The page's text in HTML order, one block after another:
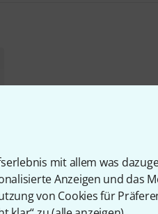
mit allem was
Anzeigen und das
von Cookies für